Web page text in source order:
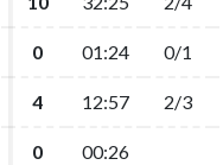
0 01:24 0/1
4 12:57 2/3
0 00:26
0 01:24 0/1
4 12:57 2/3
0 00:26